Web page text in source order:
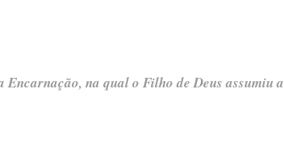
na qual o Filho de Deus assumiu a